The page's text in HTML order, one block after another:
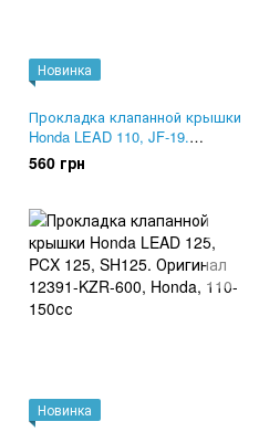
Новинка
Прокладка клапанной крышки
Honda LEAD 110, JF-19.
Оригинал 12391-GFM-970
560 грн
Новинка